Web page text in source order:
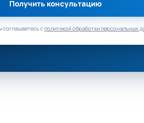
Получить консультацию
соглашаетесь сполитикой обработки персональных